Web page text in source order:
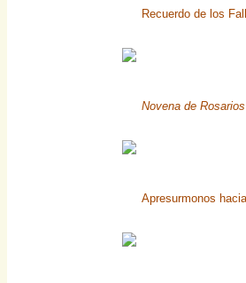
Recuerdo de los
Novena de
Apresurmonos